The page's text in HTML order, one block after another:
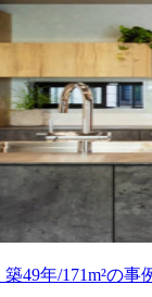
49年/171m²の事